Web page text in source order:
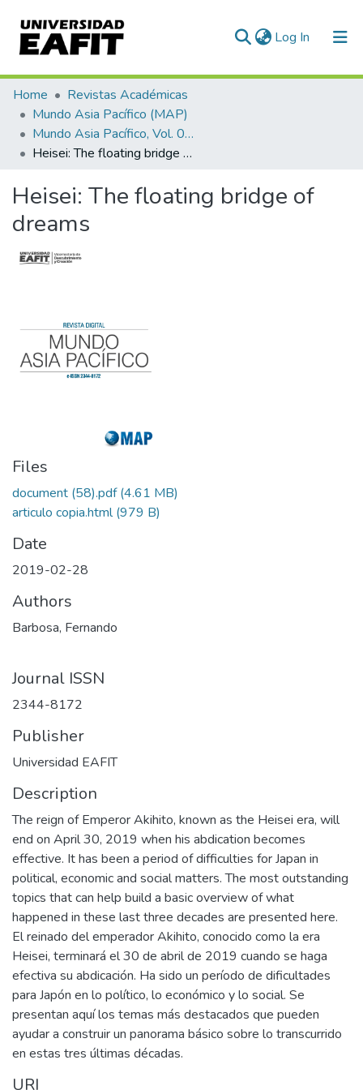
Log In (current)
Communities & Collections
All of DSpace
Statistics
Home
Revistas Académicas
Mundo Asia Pacífico (MAP)
Mundo Asia Pacífico, Vol. 07, Núm. 13 (2018)
Heisei: The floating bridge of dreams
Heisei: The floating bridge of
dreams
Files
document (58).pdf(4.61 MB)
articulo copia.html(979 B)
Date
2019-02-28
Authors
Barbosa, Fernando
Journal ISSN
2344-8172
Publisher
Universidad EAFIT
Description
The reign of Emperor Akihito, known as the Heisei era, will
end on April 30, 2019 when his abdication becomes
effective. It has been a period of difficulties for Japan in
political, economic and social matters. The most outstanding
topics that can help build a basic overview of what
happened in these last three decades are presented here.
El reinado del emperador Akihito, conocido como la era
Heisei, terminará el 30 de abril de 2019 cuando se haga
efectiva su abdicación. Ha sido un período de dificultades
para Japón en lo político, lo económico y lo social. Se
presentan aquí los temas más destacados que pueden
ayudar a construir un panorama básico sobre lo transcurrido
en estas tres últimas décadas.
URI